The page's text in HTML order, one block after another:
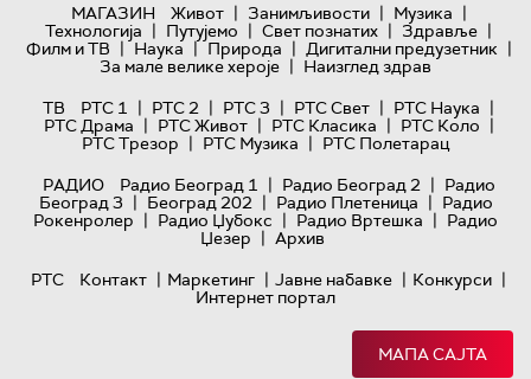
МАГАЗИН
Живот | Занимљивости | Музика |
Технологијa | Путујемо | Свет познатих | Здравље |
Филм и ТВ | Наука | Природа | Дигитални предузетник |
За мале велике хероје | Наизглед здрав
ТВ
РТС 1 | РТС 2 | РТС 3 | РТС Свет | РТС Наука |
РТС Драма | РТС Живот | РТС Класика | РТС Коло |
РТС Трезор | РТС Музика | РТС Полетарац
РАДИО
Радио Београд 1 | Радио Београд 2 | Радио
Београд 3 | Београд 202 | Радио Плетеница | Радио
Рокенролер | Радио Џубокс | Радио Вртешка | Радио
Џезер | Архив
РТС
Контакт | Маркетинг | Јавне набавке | Конкурси |
Интернет портал
МАПА САЈТА